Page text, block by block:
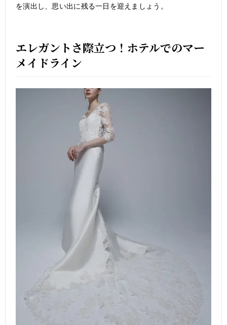
を演出し、思い出に残る一日を迎えましょう。
エレガントさ際立つ！ホテルでのマー
メイドライン